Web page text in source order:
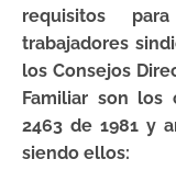
requisitos para
trabajadores
los Consejos
Familiar son los
2463 de 1981 y
siendo ellos: